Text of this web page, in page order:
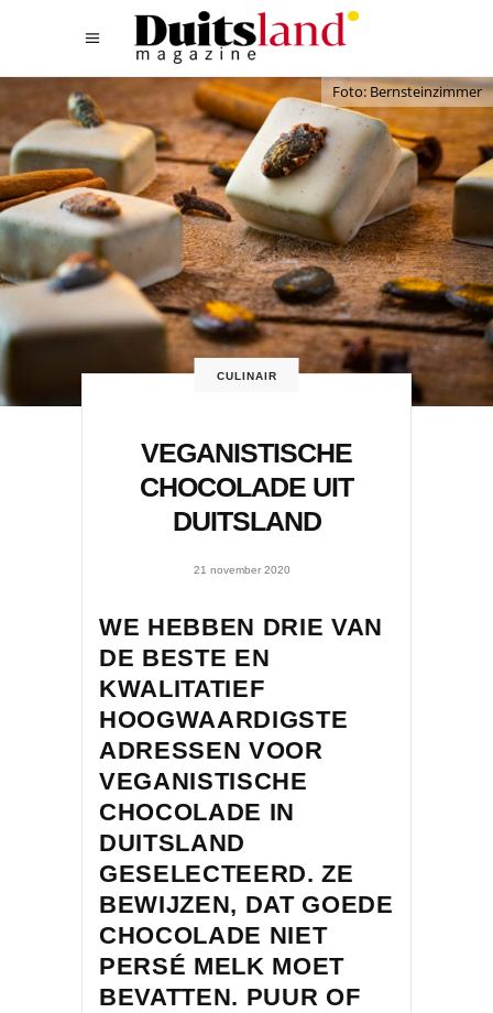
Foto: Bernsteinzimmer
CULINAIR
VEGANISTISCHE
CHOCOLADE UIT
DUITSLAND
21 november 2020
WE HEBBEN DRIE VAN
DE BESTE EN
KWALITATIEF
HOOGWAARDIGSTE
ADRESSEN VOOR
VEGANISTISCHE
CHOCOLADE IN
DUITSLAND
GESELECTEERD. ZE
BEWIJZEN, DAT GOEDE
CHOCOLADE NIET
PERSÉ MELK MOET
BEVATTEN. PUUR OF